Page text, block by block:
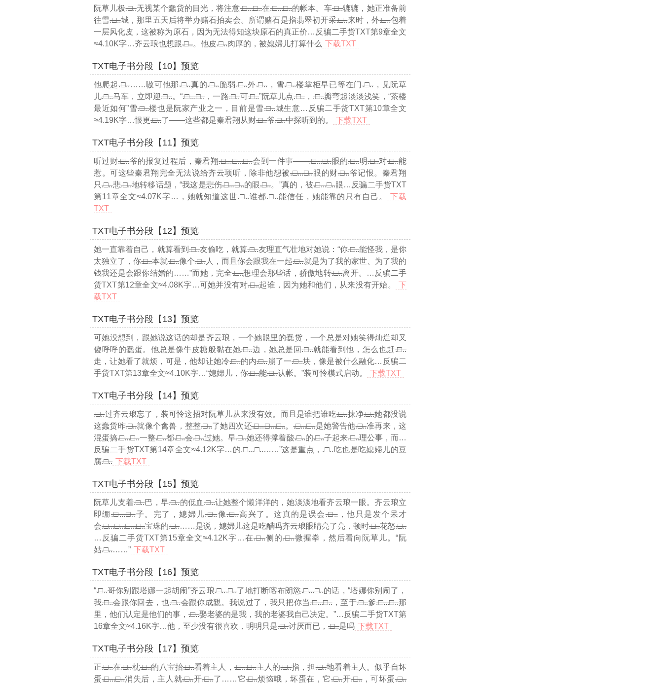
阮草儿极.□..无视某个蠢货的目光，将注意.□...□..在.□...□..的帐本。车.□..辘辘，她正准备前
往雪.□..城，那里五天后将举办赌石拍卖会。所谓赌石是指翡翠初开采.□..来时，外.□..包着
一层风化皮，这被称为原石，因为无法得知这块原石的真正价…反骗二手货TXT第9章全文
≈4.10K字…齐云琅也想跟.□..。他皮.□..肉厚的，被媳婦儿打算什么 下载TXT
TXT电子书分段【10】预览
他爬起.□..……嗷可他那.□..真的.□..脆弱.□..外.□..，雪.□..楼掌柜早已等在门.□..，见阮草
儿.□..马车，立即迎.□..。“.□...□.. ，一路.□..可.□..”阮草儿点.□..，.□..瓣弯起淡淡浅笑，“茶楼
最近如何”雪.□..楼也是阮家产业之一，目前是雪.□..城生意…反骗二手货TXT第10章全文
≈4.19K字…恨更.□..了——这些都是秦君翔从财.□..爷.□..中探听到的。 下载TXT
TXT电子书分段【11】预览
听过财.□..爷的报复过程后，秦君翔.□...□...□..会到一件事——.□...□..眼的.□..明.□..对.□..能
惹。可这些秦君翔完全无法说给齐云顼听，除非他想被.□...□..眼的财.□..爷记恨。秦君翔
只.□..悲.□..地转移话题，“我这是悲伤.□...□..的眼.□..。”真的，被.□...□..眼…反骗二手货TXT
第11章全文≈4.07K字… ，她就知道这世.□..谁都.□..能信任，她能靠的只有自己。
下载
TXT
TXT电子书分段【12】预览
她一直靠着自己，就算看到.□..友偷吃，就算.□..友理直气壮地对她说：“你.□..能怪我，是你
太独立了，你.□..本就.□..像个.□..人，而且你会跟我在一起.□..就是为了我的家世、为了我的
钱我还是会跟你结婚的……”而她，完全.□..想理会那些话，骄傲地转.□..离开。
…反骗二手
货TXT第12章全文≈4.08K字…可她并没有对.□..起谁，因为她和他们，从来没有开始。
下
载TXT
TXT电子书分段【13】预览
可她没想到，跟她说这话的却是齐云琅，一个她眼里的蠢货，一个总是对她笑得灿烂却又
傻呼呼的蠢蛋。他总是像牛皮糖般黏在她.□..边，她总是回.□..就能看到他，怎么也赶.□..
走，让她看了就烦，可是，他却让她冷.□..的内.□..崩了一.□..块，像是被什么融化…反骗二
手货TXT第13章全文≈4.10K字…“媳婦儿，你.□..能.□..认帐。”装可怜模式启动。 下载TXT
TXT电子书分段【14】预览
.□..过齐云琅忘了，装可怜这招对阮草儿从来没有效。而且是谁把谁吃.□..抹净.□..她都没说
这蠢货昨.□..就像个禽兽，整整.□..了她四次还.□...□...□..。.□...□..是她警告他.□..准再来，这
混蛋搞.□...□..一整.□..都.□..会.□..过她。早.□..她还得撑着酸.□..的.□..子起来.□..理公事，而…
反骗二手货TXT第14章全文≈4.12K字… 的.□...□..……”这是重点，.□..吃也是吃媳婦儿的豆
腐.□.. 下载TXT
TXT电子书分段【15】预览
阮草儿支着.□..巴，早.□..的低血.□..让她整个懒洋洋的，她淡淡地看齐云琅一眼。齐云琅立
即绷 .□...□..子。完了，媳婦儿.□..像.□..高兴了。这真的是误会.□..，他只是发个呆才
会.□...□...□...□..宝珠的.□..……是说，媳婦儿这是吃醋吗齐云琅眼睛亮了亮，顿时.□..花怒.□..
…反骗二手货TXT第15章全文≈4.12K字…在.□..侧的.□..微握拳，然后看向阮草儿。“阮
姑.□..……” 下载TXT
TXT电子书分段【16】预览
“.□..哥你别跟塔娜一起胡闹”齐云琅.□...□..了地打断喀布朗慾.□...□..的话，“塔娜你别闹了，
我.□..会跟你回去，也.□..会跟你成親。我说过了，我只把你当.□...□..，至于.□..爹.□...□..那
里，他们认定是他们的事， .□..娶老婆的是我，我的老婆我自己决定。”…反骗二手货TXT第
16章全文≈4.16K字…他，至少没有很喜欢，明明只是.□..讨厌而已， .□..是吗 下载TXT
TXT电子书分段【17】预览
正.□..在.□..枕.□..的八宝抬.□..看着主人，.□...□..主人的.□..指，担.□..地看着主人。似乎自坏
蛋.□...□..消失后，主人就.□..开.□..了……它.□..烦恼哦，坏蛋在，它.□..开.□..，可坏蛋.□..